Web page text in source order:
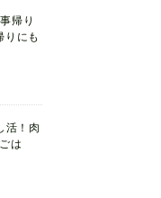
帰り
りにも
活！肉
は